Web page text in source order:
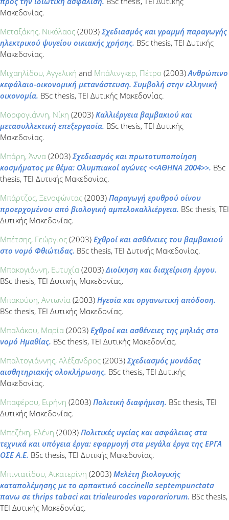
Μακεδονίας.
Μεταξάκης, Νικόλαος (2003) Σχεδιασμός και γραμμή παραγωγής
ηλεκτρικού ψυγείου οικιακής χρήσης. BSc thesis, ΤΕΙ Δυτικής
Μακεδονίας.
Μιχαηλίδου, Αγγελική and Μπάλινγκερ, Πέτρο (2003)Ανθρώπινο
κεφάλαιο-οικονομική μετανάστευση. Συμβολή στην ελληνική
οικονομία. BSc thesis, ΤΕΙ Δυτικής Μακεδονίας.
Μορφογιάννη, Νίκη (2003) Καλλιέργεια βαμβακιού και
μετασυλλεκτική επεξεργασία. BSc thesis, ΤΕΙ Δυτικής
Μακεδονίας.
Μπάρη, Άννα (2003) Σχεδιασμός και πρωτοτυποποίηση
κοσμήματος με θέμα: Ολυμπιακοί αγώνες <<ΑΘΗΝΑ 2004>>. BSc
thesis, ΤΕΙ Δυτικής Μακεδονίας.
Μπάρτζος, Ξενοφώντας (2003) Παραγωγή ερυθρού οίνου
προερχομένου από βιολογική αμπελοκαλλιέργεια. BSc thesis, ΤΕΙ
Δυτικής Μακεδονίας.
Μπέτσης, Γεώργιος (2003) Εχθροί και ασθένειες του βαμβακιού
στο νομό Φθιώτιδας. BSc thesis, ΤΕΙ Δυτικής Μακεδονίας.
Μπακογιάννη, Ευτυχία (2003) Διοίκηση και διαχείριση έργου.
BSc thesis, ΤΕΙ Δυτικής Μακεδονίας.
Μπακούση, Αντωνία (2003) Ηγεσία και οργανωτική απόδοση.
BSc thesis, ΤΕΙ Δυτικής Μακεδονίας.
Μπαλάκου, Μαρία (2003) Εχθροί και ασθένειες της μηλιάς στο
νομό Ημαθίας. BSc thesis, ΤΕΙ Δυτικής Μακεδονίας.
Μπαλτογιάννης, Αλέξανδρος (2003) Σχεδιασμός μονάδας
αισθητηριακής ολοκλήρωσης. BSc thesis, ΤΕΙ Δυτικής
Μακεδονίας.
Μπαφέρου, Ειρήνη (2003) Πολιτική διαφήμιση. BSc thesis, ΤΕΙ
Δυτικής Μακεδονίας.
Μπεζέκη, Ελένη (2003) Πολιτικές υγείας και ασφάλειας στα
τεχνικά και υπόγεια έργα: εφαρμογή στα μεγάλα έργα της ΕΡΓΑ
ΟΣΕ Α.Ε. BSc thesis, ΤΕΙ Δυτικής Μακεδονίας.
Μπινιατίδου, Αικατερίνη (2003) Μελέτη βιολογικής
καταπολέμησης με το αρπακτικό coccinella septempunctata
πανω σε thrips tabaci και trialeurodes vaporariorum. BSc thesis,
ΤΕΙ Δυτικής Μακεδονίας.